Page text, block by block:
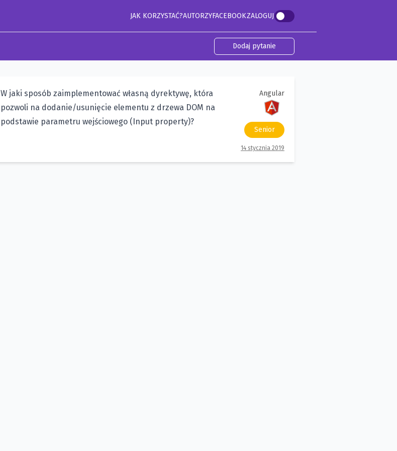
JAK KORZYSTAĆ?AUTORZYFACEBOOKZALOGUJ
Dodaj pytanie
W jaki sposób zaimplementować własną dyrektywę, która
pozwoli na dodanie/usunięcie elementu z drzewa DOM na
podstawie parametru wejściowego (Input property)?
Angular
Senior
14 stycznia 2019